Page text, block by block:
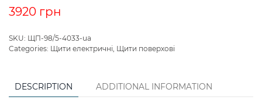
3920 грн
SKU: ЩП-98/5-4033-ua
Categories: Щити електричні Щити поверхові
DESCRIPTION ADDITIONAL INFORMATION